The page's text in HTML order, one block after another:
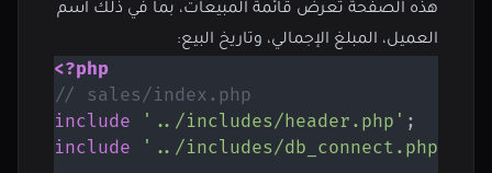
هذه الصفحة تعرض قائمة المبيعات، بما في ذلك اسم
العميل، المبلغ الإجمالي، وتاريخ البيع:
<?php
// sales/index.php
include
'../includes/header.php' ;
include
'../includes/db_connect.php'